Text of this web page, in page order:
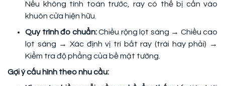
Nếu không tính toán trước, ray có thể bị cấn vào
khuôn cửa hiện hữu.
Quy trình đo chuẩn:Chiều rộng lọt sáng → Chiều cao
lọt sáng → Xác định vị trí bắt ray (trái hay phải) →
Kiểm tra độ phẳng của bề mặt tường.
Gợi ý cấu hình theo nhu cầu: